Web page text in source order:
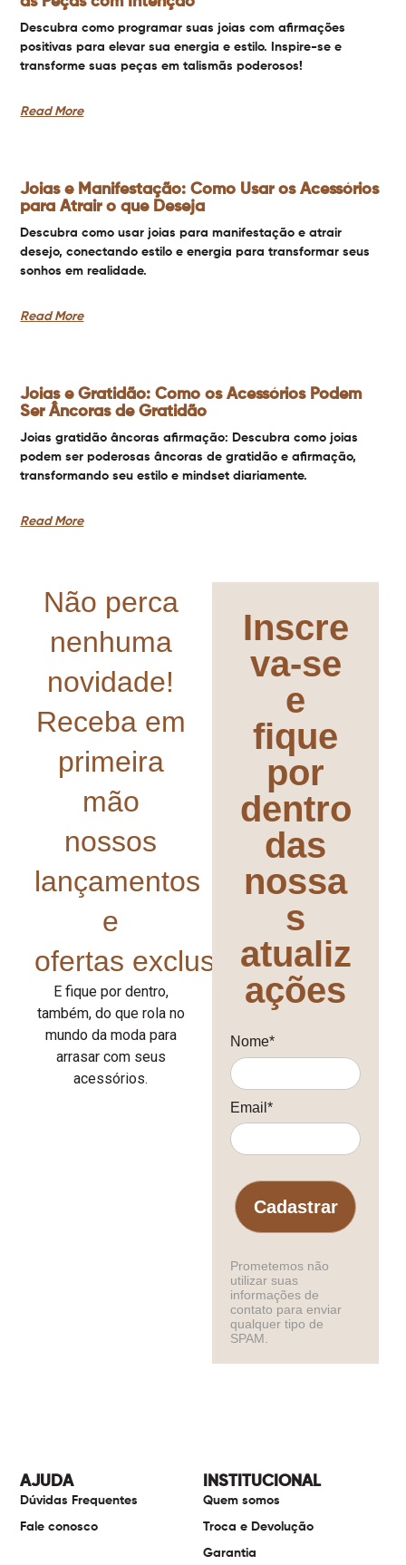
Descubra como programar suas joias com afirmações
positivas para elevar sua energia e estilo. Inspire-se e
transforme suas peças em talismãs poderosos!
Read More
Joias e Manifestação: Como Usar os Acessórios
para Atrair o que Deseja
Descubra como usar joias para manifestação e atrair
desejo, conectando estilo e energia para transformar seus
sonhos em realidade.
Read More
Joias e Gratidão: Como os Acessórios Podem
Ser Âncoras de Gratidão
Joias gratidão âncoras afirmação: Descubra como joias
podem ser poderosas âncoras de gratidão e afirmação,
transformando seu estilo e mindset diariamente.
Read More
Não perca
nenhuma
novidade!
Receba em
primeira
mão
nossos
lançamentos
e
ofertas exclusivas!
E fique por dentro,
também, do que rola no
mundo da moda para
arrasar com seus
acessórios.
Inscre
va-se
e
fique
por
dentro
das
nossa
s
atualiz
ações
Nome*
Email*
Cadastrar
Prometemos não
utilizar suas
informações de
contato para enviar
qualquer tipo de
SPAM.
INSTITUCIONAL
Quem somos
Troca e Devolução
Garantia
AJUDA
Dúvidas Frequentes
Fale conosco